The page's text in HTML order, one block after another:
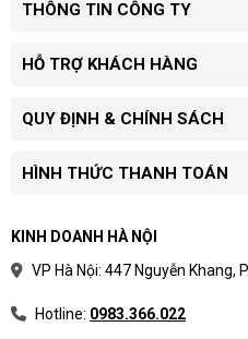
THÔNG TIN CÔNG TY
HỖ TRỢ KHÁCH HÀNG
QUY ĐỊNH & CHÍNH SÁCH
HÌNH THỨC THANH TOÁN
KINH DOANH HÀ NỘI
VP Hà Nội: 447 Nguyễn Khang,
Hotline: 0983.366.022